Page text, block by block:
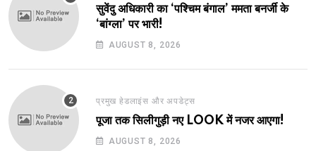
सुवेंदु अधिकारी का ‘पश्चिम बंगाल’ ममता बनर्जी के
‘बांग्ला’ पर भारी!
AUGUST 8, 2026
प्रमुख हेडलाइंस और अपडेट्स
पूजा तक सिलीगुड़ी नए LOOK में नजर आएगा!
AUGUST 8, 2026